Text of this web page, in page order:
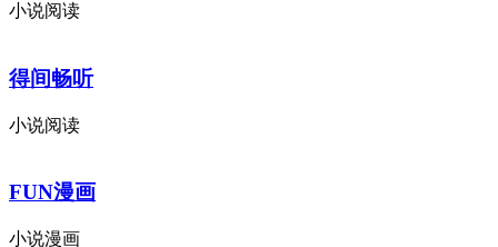
小说阅读
得间畅听
小说阅读
FUN漫画
小说漫画